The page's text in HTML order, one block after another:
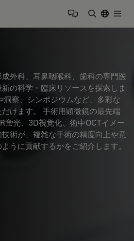
外科、耳鼻咽喉科、歯科の専門医
の科学・臨床リソースを探索しま
洞察、シンポジウムなど、多彩な
けます。 手術用顕微鏡の最先端
蛍光、3D視覚化、術中OCTイメー
術が、複雑な手術の精度向上や意
うに貢献するかをご紹介します。